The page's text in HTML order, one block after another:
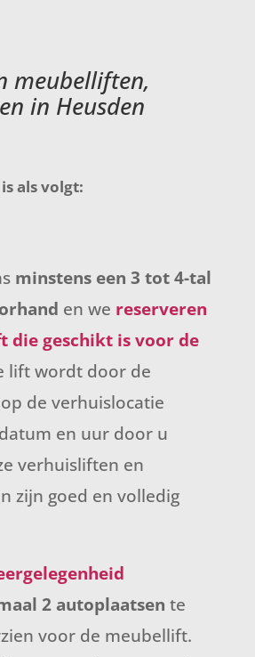
meubelliften,
in Heusden
als volgt:
minstens een 3 tot 4-tal
en we reserveren
die geschikt is voor de
lift wordt door de
de verhuislocatie
en uur door u
verhuisliften en
zijn goed en volledig
2 autoplaatsen te
voor de meubellift.